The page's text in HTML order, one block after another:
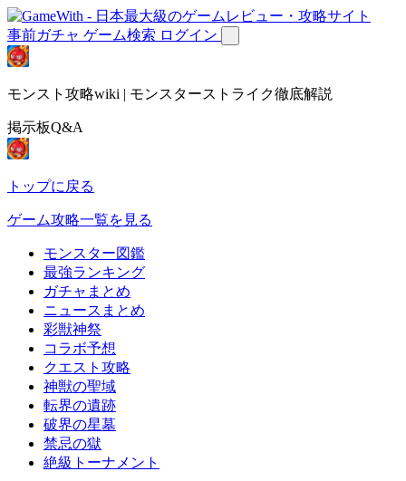
事前ガチャ ゲーム検索 ログイン
モンスト攻略wiki | モンスターストライク徹底解説
掲示板Q&A
トップに戻る
ゲーム攻略一覧を見る
モンスター図鑑
最強ランキング
ガチャまとめ
ニュースまとめ
彩獣神祭
コラボ予想
クエスト攻略
神獣の聖域
転界の遺跡
破界の星墓
禁忌の獄
絶級トーナメント